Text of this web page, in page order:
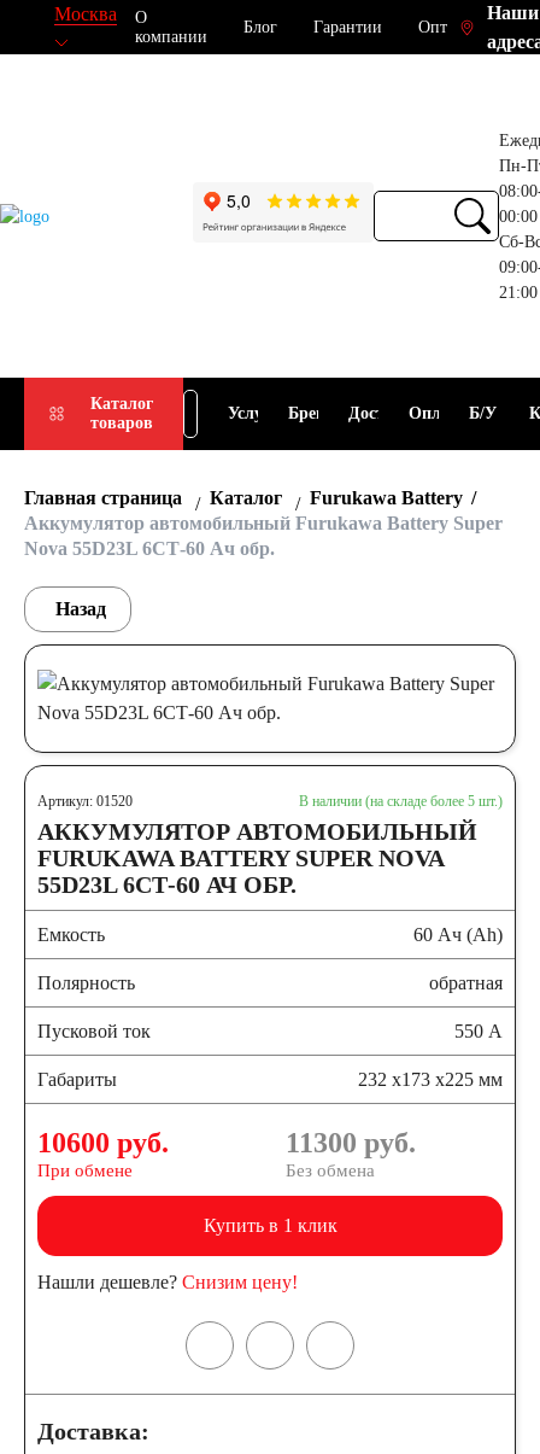
Москва
О
компании
Блог Гарантии Опт
Наши
Пн-
00:00
Сб-
21:00
Каталог
товаров
Подбор
АКБ
Услуги Бренды ДоставкаОплата Б/У
Главная страница Каталог
Furukawa Battery
Аккумулятор автомобильный Furukawa Battery Super
Nova 55D23L 6СТ-60 Ач обр.
Назад
Артикул: 01520 В наличии (на складе более 5 шт.)
АККУМУЛЯТОР АВТОМОБИЛЬНЫЙ
FURUKAWA BATTERY SUPER NOVA
55D23L 6СТ-60 АЧ ОБР.
Емкость 60 Ач (Ah)
Полярность обратная
Пусковой ток 550 А
Габариты 232 x173 x225 мм
10600 руб.
При обмене
11300 руб.
Без обмена
Купить в 1 клик
Нашли дешевле? Снизим цену!
Доставка: